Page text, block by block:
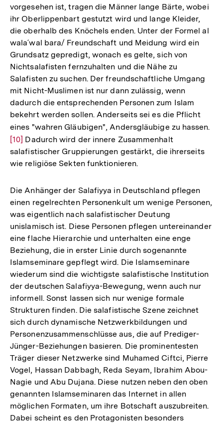
vorgesehen ist, tragen die Männer lange Bärte, wobei
ihr Oberlippenbart gestutzt wird und lange Kleider,
die oberhalb des Knöchels enden. Unter der Formel al
wala´wal bara/ Freundschaft und Meidung wird ein
Grundsatz gepredigt, wonach es gelte, sich von
Nichtsalafisten fernzuhalten und die Nähe zu
Salafisten zu suchen. Der freundschaftliche Umgang
mit Nicht-Muslimen ist nur dann zulässig, wenn
dadurch die entsprechenden Personen zum Islam
bekehrt werden sollen. Anderseits sei es die Pflicht
eines "wahren Gläubigen", Andersgläubige zu hassen.
[10] Dadurch wird der innere Zusammenhalt
salafistischer Gruppierungen gestärkt, die ihrerseits
wie religiöse Sekten funktionieren.
Die Anhänger der Salafiyya in Deutschland pflegen
einen regelrechten Personenkult um wenige Personen,
was eigentlich nach salafistischer Deutung
unislamisch ist. Diese Personen pflegen untereinander
eine flache Hierarchie und unterhalten eine enge
Beziehung, die in erster Linie durch sogenannte
Islamseminare gepflegt wird. Die Islamseminare
wiederum sind die wichtigste salafistische Institution
der deutschen Salafiyya-Bewegung, wenn auch nur
informell. Sonst lassen sich nur wenige formale
Strukturen finden. Die salafistische Szene zeichnet
sich durch dynamische Netzwerkbildungen und
Personenzusammenschlüsse aus, die auf Prediger-
Jünger-Beziehungen basieren. Die prominentesten
Träger dieser Netzwerke sind Muhamed Ciftci, Pierre
Vogel, Hassan Dabbagh, Reda Seyam, Ibrahim Abou-
Nagie und Abu Dujana. Diese nutzen neben den oben
genannten Islamseminaren das Internet in allen
möglichen Formaten, um ihre Botschaft auszubreiten.
Dabei scheint es den Protagonisten besonders